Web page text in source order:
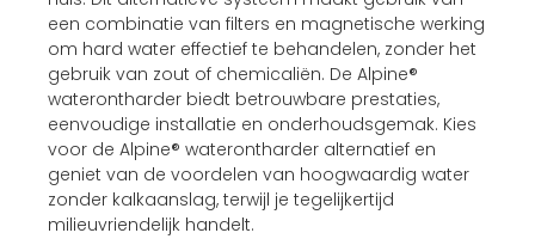
een combinatie van filters en magnetische werking
om hard water effectief te behandelen, zonder het
gebruik van zout of chemicaliën. De Alpine®
waterontharder biedt betrouwbare prestaties,
eenvoudige installatie en onderhoudsgemak. Kies
voor de Alpine® waterontharder alternatief en
geniet van de voordelen van hoogwaardig water
zonder kalkaanslag, terwijl je tegelijkertijd
milieuvriendelijk handelt.